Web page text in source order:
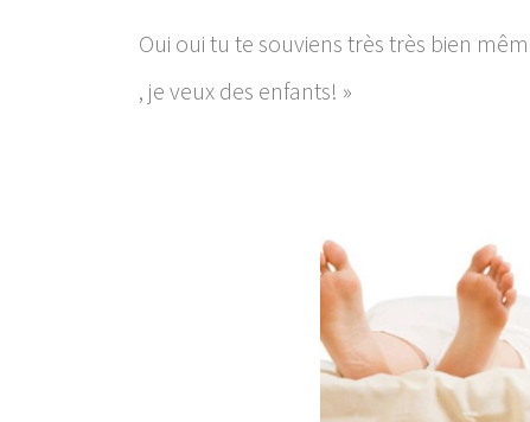
Oui oui tu te souviens très très bien
, je veux des enfants! »